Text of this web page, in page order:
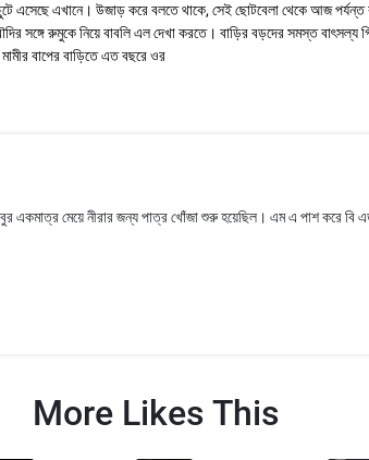
এসেছে এখানে। উজাড় করে বলতে থাকে, সেই ছোটবেলা থেকে আজ
সঙ্গে রুমুকে নিয়ে বাবলি এল দেখা করতে। বাড়ির বড়দের সমস্ত
বাপের বাড়িতে এত বছরে ওর
একমাত্র মেয়ে নীরার জন্য পাত্র খোঁজা শুরু হয়েছিল। এম এ পাশ করে বি
More Likes This